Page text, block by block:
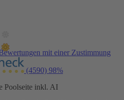
mit einer Zustimmung
(4590) 98%
Poolseite inkl. AI